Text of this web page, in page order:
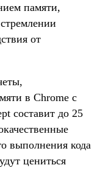
памяти,
от
в Chrome с
составит до 25
выполнения кода
цениться